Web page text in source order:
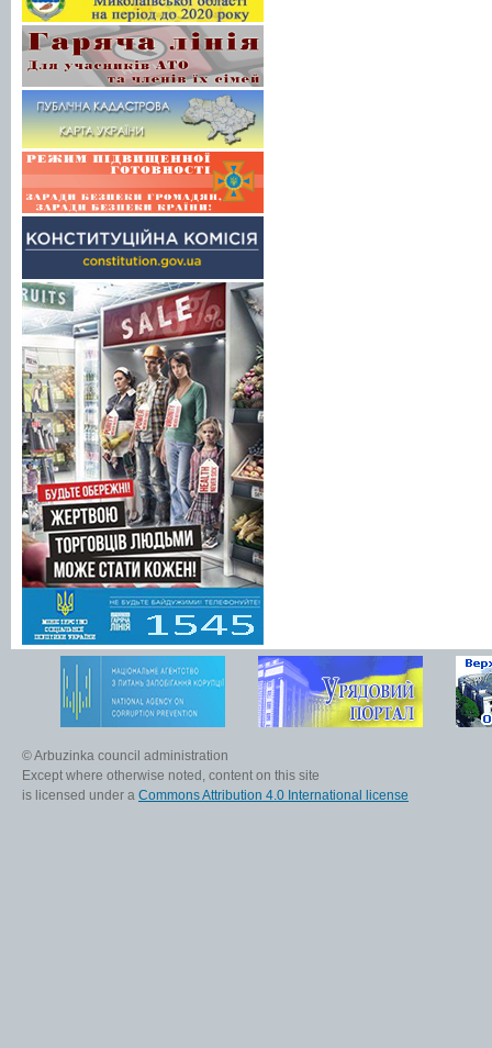
© Arbuzinka council administration
Except where otherwise noted, content on this site
is licensed under a Commons Attribution 4.0 International license